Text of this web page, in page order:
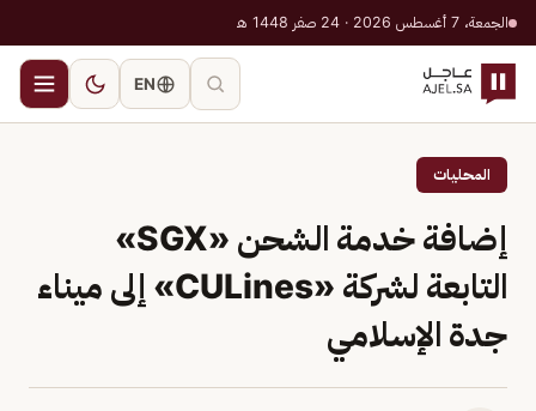
الجمعة، 7 أغسطس 2026 · 24 صفر 1448 هـ
EN
المحليات
إضافة خدمة الشحن «SGX»
التابعة لشركة «CULines» إلى ميناء
جدة الإسلامي